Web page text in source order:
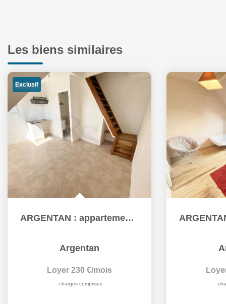
Les biens similaires
Exclusif
ARGENTAN : appartement T1 (14 m²) à louer
Argentan
Loyer 230 €/mois
charges comprises